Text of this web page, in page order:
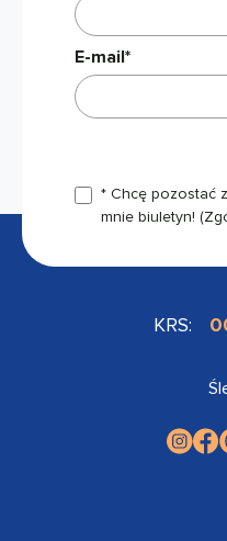
E-mail*
* Chcę pozostać
mnie biuletyn!
KRS: